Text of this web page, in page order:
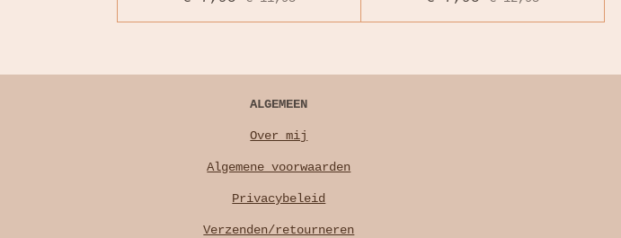
ALGEMEEN
Over mij
Algemene voorwaarden
Privacybeleid
Verzenden/retourneren